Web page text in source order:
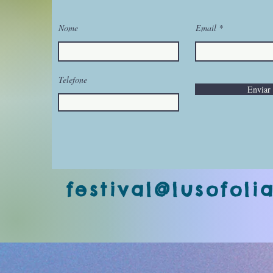
Nome Email
Telefone
Enviar